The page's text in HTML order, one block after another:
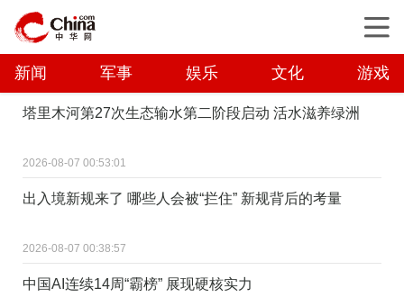
新闻 军事 娱乐 文化 游戏
塔里木河第27次生态输水第二阶段启动 活水滋养绿洲
2026-08-07 00:53:01
出入境新规来了 哪些人会被“拦住” 新规背后的考量
2026-08-07 00:38:57
中国AI连续14周“霸榜” 展现硬核实力